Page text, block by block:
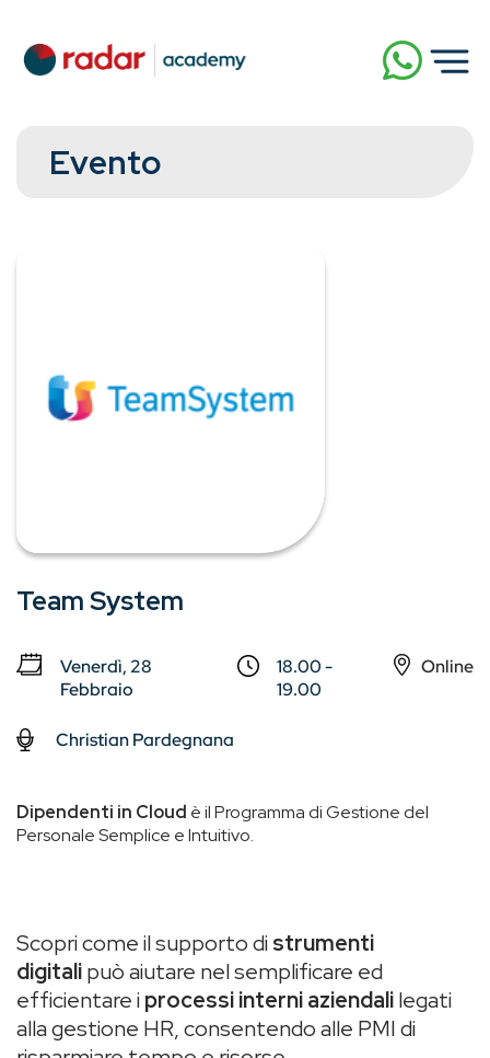
Evento
Team System
Venerdì, 28
Febbraio
18.00 -
19.00
Online
Christian Pardegnana
Dipendenti in Cloud è il Programma di Gestione del
Personale Semplice e Intuitivo.
Scopri come il supporto distrumenti
digitalipuò aiutare nel semplificare ed
efficientare iprocessi interni aziendalilegati
alla gestione HR, consentendo alle PMI di